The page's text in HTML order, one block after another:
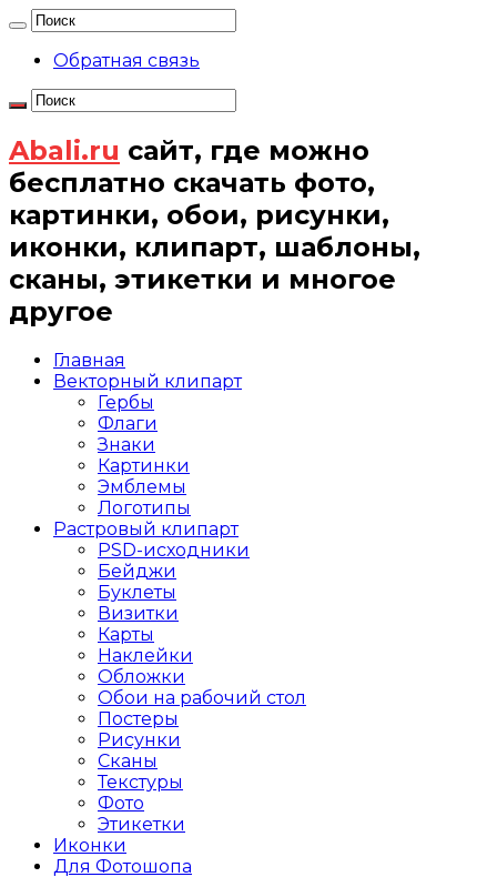
Обратная связь
Abali.ru сайт, где можно
бесплатно скачать фото,
картинки, обои, рисунки,
иконки, клипарт, шаблоны,
сканы, этикетки и многое
другое
Главная
Векторный клипарт
Гербы
Флаги
Знаки
Картинки
Эмблемы
Логотипы
Растровый клипарт
PSD-исходники
Бейджи
Буклеты
Визитки
Карты
Наклейки
Обложки
Обои на рабочий стол
Постеры
Рисунки
Сканы
Текстуры
Фото
Этикетки
Иконки
Для Фотошопа